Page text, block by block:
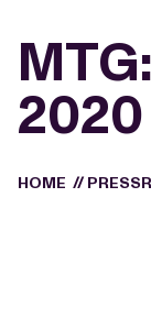
2020
HOME //